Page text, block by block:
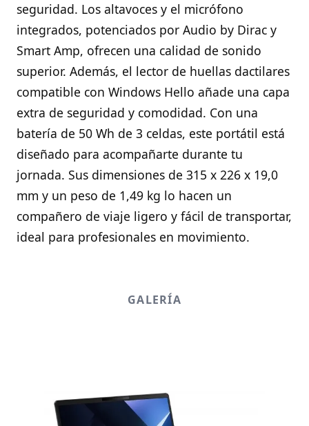
seguridad. Los altavoces y el micrófono
integrados, potenciados por Audio by Dirac y
Smart Amp, ofrecen una calidad de sonido
superior. Además, el lector de huellas dactilares
compatible con Windows Hello añade una capa
extra de seguridad y comodidad. Con una
batería de 50 Wh de 3 celdas, este portátil está
diseñado para acompañarte durante tu
jornada. Sus dimensiones de 315 x 226 x 19,0
mm y un peso de 1,49 kg lo hacen un
compañero de viaje ligero y fácil de transportar,
ideal para profesionales en movimiento.
GALERÍA